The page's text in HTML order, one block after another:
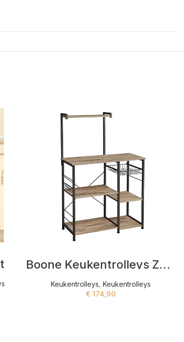
Boone Keukentrolleys Zwart,Beige
Keukentrolleys ,Keukentrolleys
€ 174,90